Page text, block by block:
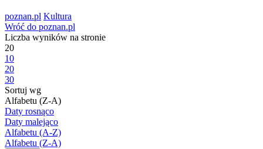
poznan.pl Kultura
Wróć do poznan.pl
Liczba wyników na stronie
20
10
20
30
Sortuj wg
Alfabetu (Z-A)
Daty rosnąco
Daty malejąco
Alfabetu (A-Z)
Alfabetu (Z-A)